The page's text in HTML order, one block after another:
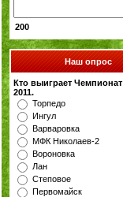
200
Наш опрос
Кто выиграет
2011.
Торпедо
Ингул
Варваровка
МФК Николаев-2
Вороновка
Лан
Степовое
Первомайск